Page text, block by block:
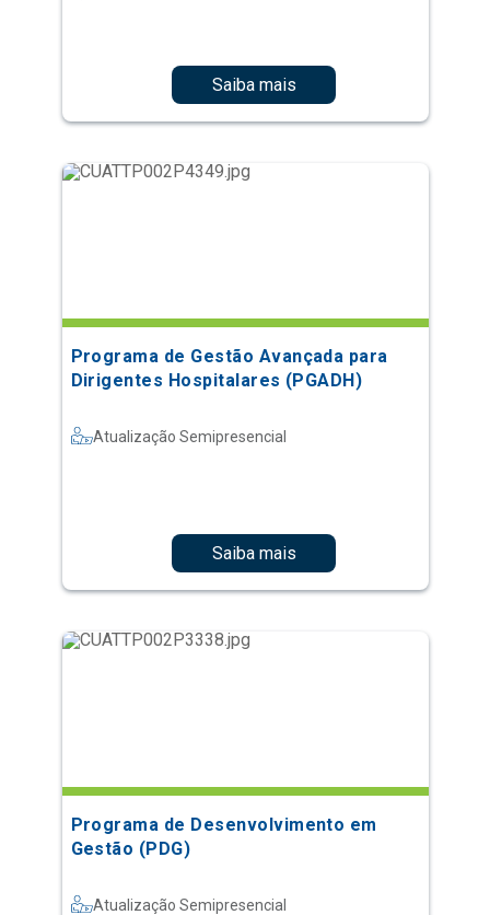
Saiba mais
Programa de Gestão Avançada para
Dirigentes Hospitalares (PGADH)
Atualização Semipresencial
Saiba mais
Programa de Desenvolvimento em
Gestão (PDG)
Atualização Semipresencial